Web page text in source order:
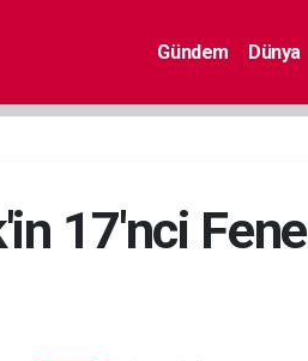
Gündem Dünya
17'nci